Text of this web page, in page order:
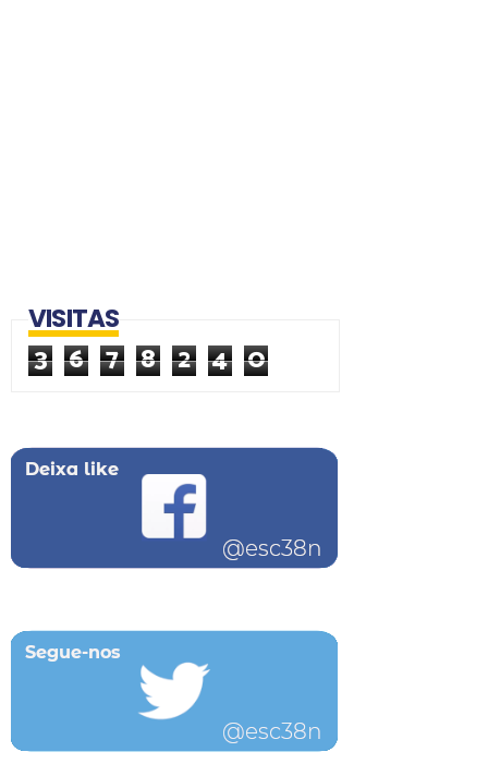
VISITAS
3 6 7 8 2 4 0